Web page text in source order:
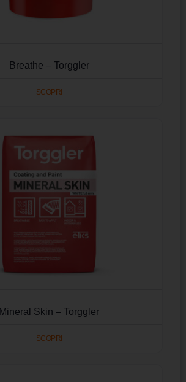
Breathe – Torggler
SCOPRI
Mineral Skin – Torggler
SCOPRI